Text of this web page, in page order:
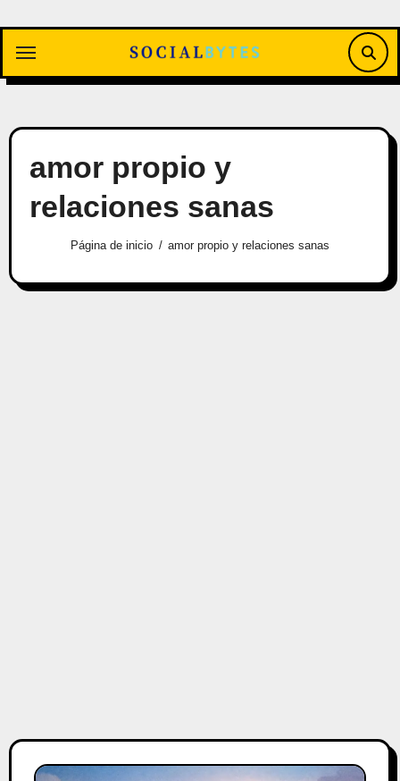
contenido
amor propio y
relaciones sanas
Página de inicio amor propio y relaciones sanas